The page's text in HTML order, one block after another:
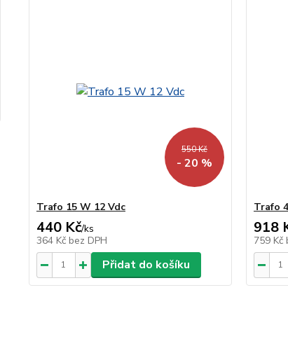
550 Kč
- 20 %
Trafo 15 W 12 Vdc
440 Kč/ks
364 Kč bez DPH
Přidat do košíku
Trafo
918
759 Kč